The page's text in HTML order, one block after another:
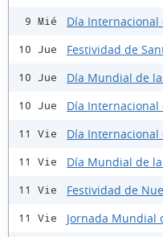
9 Mié Día Internacional
10 Jue Festividad de
10 Jue Día Mundial de
10 Jue Día Internacional
11 Vie Día
11 Vie Día Mundial de
11 Vie Festividad de
11 Vie Jornada Mundial